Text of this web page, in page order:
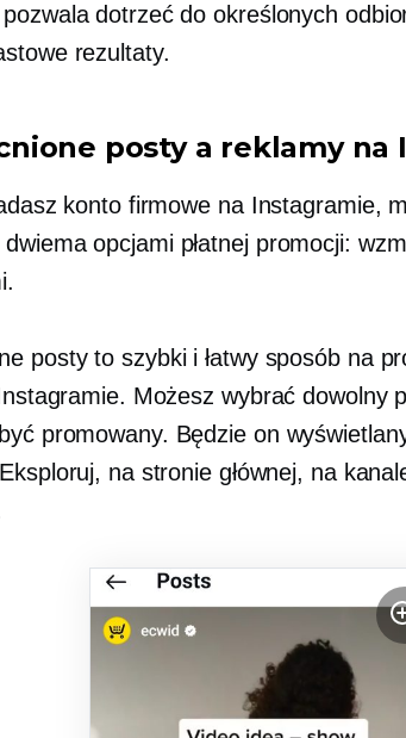
dotrzeć do określonych
rezultaty.
posty a reklamy na
konto firmowe na Instagramie,
opcjami płatnej promocji:
posty to szybki i łatwy sposób na
Możesz wybrać dowolny
promowany. Będzie on
Eksploruj, na stronie głównej, na